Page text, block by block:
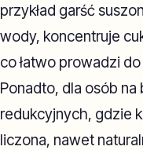
przykład garść
wody, koncentruje
co łatwo prowadzi
Ponadto, dla osób
redukcyjnych, gdzie
liczona, nawet